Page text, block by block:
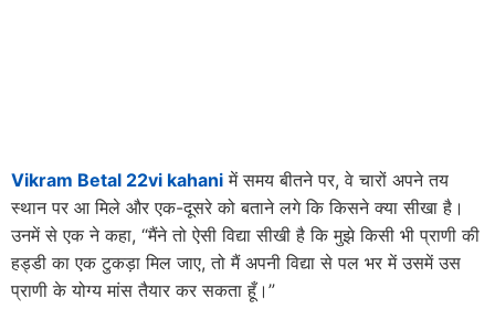
Vikram Betal 22vi kahani में समय बीतने पर, वे चारों अपने तय
स्थान पर आ मिले और एक-दूसरे को बताने लगे कि किसने क्या सीखा है।
उनमें से एक ने कहा, “मैंने तो ऐसी विद्या सीखी है कि मुझे किसी भी प्राणी की
हड्डी का एक टुकड़ा मिल जाए, तो मैं अपनी विद्या से पल भर में उसमें उस
प्राणी के योग्य मांस तैयार कर सकता हूँ।”